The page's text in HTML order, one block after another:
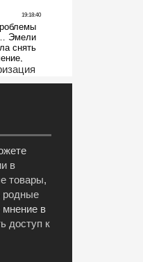
в
товары,
родные
мнение в
доступ к